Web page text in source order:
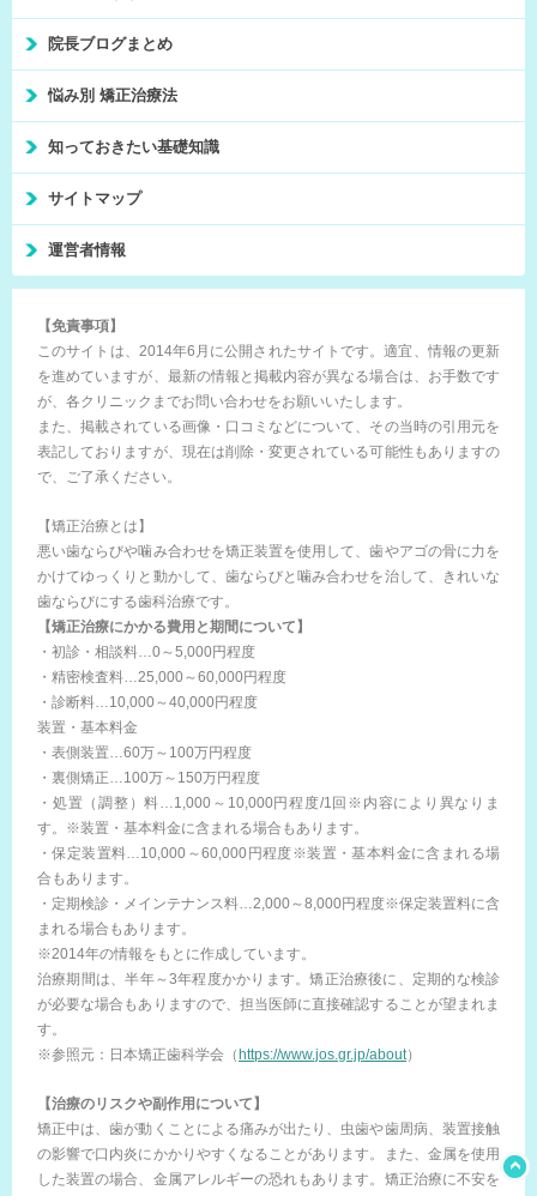
院長ブログまとめ
悩み別 矯正治療法
知っておきたい基礎知識
サイトマップ
運営者情報
【免責事項】
このサイトは、2014年6月に公開されたサイトです。適宜、情報の更新
を進めていますが、最新の情報と掲載内容が異なる場合は、お手数です
が、各クリニックまでお問い合わせをお願いいたします。
また、掲載されている画像・口コミなどについて、その当時の引用元を
表記しておりますが、現在は削除・変更されている可能性もありますの
で、ご了承ください。
【矯正治療とは】
悪い歯ならびや噛み合わせを矯正装置を使用して、歯やアゴの骨に力を
かけてゆっくりと動かして、歯ならびと噛み合わせを治して、きれいな
歯ならびにする歯科治療です。
【矯正治療にかかる費用と期間について】
・初診・相談料…0～5,000円程度
・精密検査料…25,000～60,000円程度
・診断料…10,000～40,000円程度
装置・基本料金
・表側装置…60万～100万円程度
・裏側矯正…100万～150万円程度
・処置（調整）料…1,000～10,000円程度/1回※内容により異なりま
す。※装置・基本料金に含まれる場合もあります。
・保定装置料…10,000～60,000円程度※装置・基本料金に含まれる場
合もあります。
・定期検診・メインテナンス料…2,000～8,000円程度※保定装置料に含
まれる場合もあります。
※2014年の情報をもとに作成しています。
治療期間は、半年～3年程度かかります。矯正治療後に、定期的な検診
が必要な場合もありますので、担当医師に直接確認することが望まれま
す。
※参照元：日本矯正歯科学会（ https://www.jos.gr.jp/about）
【治療のリスクや副作用について】
矯正中は、歯が動くことによる痛みが出たり、虫歯や歯周病、装置接触
の影響で口内炎にかかりやすくなることがあります。また、金属を使用
した装置の場合、金属アレルギーの恐れもあります。矯正治療に不安を